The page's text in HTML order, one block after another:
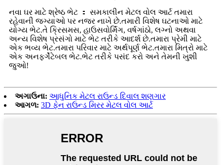
નવા ઘર માટે શ્રેષ્ઠ ભેટ ： સમકાલીન મેટલ વોલ આર્ટ તમારા
રહેવાની જગ્યાઓ પર નજર નાખે છે.તમારી વિશેષ ઘટનાઓ માટે
યોગ્ય ભેટ.તે ક્રિસમસ, હાઉસવોર્મિંગ, વર્ષગાંઠો, લગ્નો અથવા
અન્ય વિશેષ પ્રસંગો માટે ભેટ તરીકે આદર્શ છે.તમારા પ્રેમી માટે
એક ભવ્ય ભેટ.તમારા પરિવાર માટે અર્થપૂર્ણ ભેટ.તમારા મિત્રો માટે
એક અનફર્ગેટેબલ ભેટ.ભેટ તરીકે પસંદ કરો અને તેમની ખુશી
જુઓ!
અગાઉના: આધુનિક મેટલ રાઉન્ડ દિવાલ શણગાર
આગળ: 3D ફેન રાઉન્ડ મિરર મેટલ વોલ આર્ટ